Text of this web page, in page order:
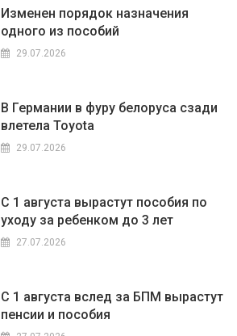
Изменен порядок назначения
одного из пособий
29.07.2026
В Германии в фуру белоруса сзади
влетела Toyota
29.07.2026
С 1 августа вырастут пособия по
уходу за ребенком до 3 лет
27.07.2026
С 1 августа вслед за БПМ вырастут
пенсии и пособия